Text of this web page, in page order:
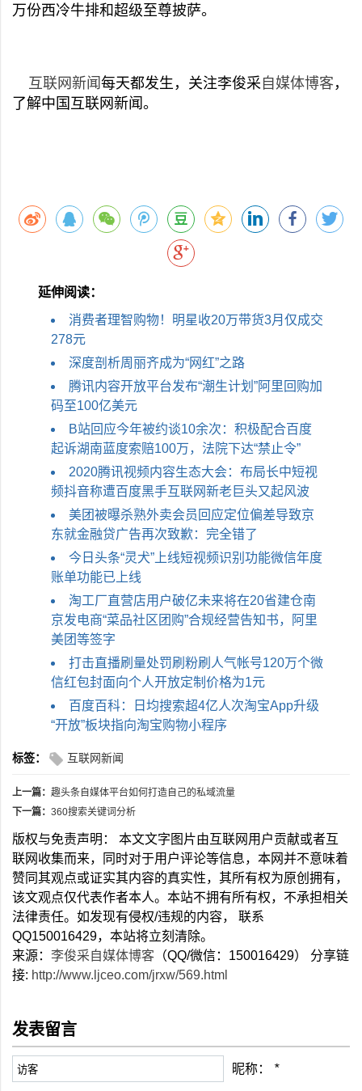
万份西冷牛排和超级至尊披萨。
互联网新闻 每天都发生，关注李俊采 自媒体博客 ，
了解中国互联网新闻。
延伸阅读：
消费者理智购物！明星收20万带货3月仅成交
278元
深度剖析周丽齐成为“网红”之路
腾讯内容开放平台发布“潮生计划”阿里回购加
码至100亿美元
B站回应今​年被约谈10余次：积极配合百度
起诉湖南蓝度索赔100万，法院下达“禁止令”
2020腾讯视频内容生态大会：布局长中短视
频抖音称遭百度黑手互联网新老巨头又起风波
美团被曝杀熟外卖会员回应定位偏差导致京
东就金融贷广告再次致歉：完全错了
今日头条“灵犬”上线短视频识别功能微信年度
账单功能已上线
淘工厂直营店用户破亿未来将在20省建仓南
京发电商“菜品社区团购”合规经营告知书，阿里
美团等签字
打击直播刷量处罚刷粉刷人气帐号120万个微
信红包封面向个人开放定制价格为1元
百度百科：日均搜索超4亿人次淘宝App升级
“开放”板块指向淘宝购物小程序
标签： 互联网新闻
上一篇： 趣头条自媒体平台如何打造自己的私域流量
下一篇： 360搜索关键词分析
版权与免责声明： 本文文字图片由互联网用户贡献或者互
联网收集而来，同时对于用户评论等信息，本网并不意味着
赞同其观点或证实其内容的真实性，其所有权为原创拥有，
该文观点仅代表作者本人。本站不拥有所有权，不承担相关
法律责任。如发现有侵权/违规的内容， 联系
QQ150016429，本站将立刻清除。
来源： 李俊采自媒体博客 （QQ/微信：150016429） 分享链
接: http://www.ljceo.com/jrxw/569.html
发表留言
昵称： *